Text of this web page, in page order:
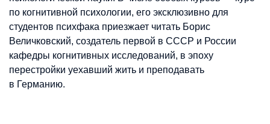
по когнитивной психологии, его эксклюзивно для
студентов психфака приезжает читать Борис
Величковский, создатель первой в СССР и России
кафедры когнитивных исследований, в эпоху
перестройки уехавший жить и преподавать
в Германию.